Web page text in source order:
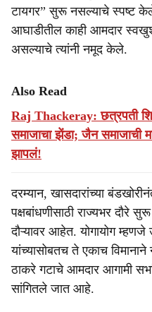
टायगर” सुरू नसल्याचे स्पष्ट
आघाडीतील काही आमदार
असल्याचे त्यांनी नमूद केले.
Also Read
Raj Thackeray: छत्रपती
समाजाचा झेंडा; जैन समाजाची
झापलं!
दरम्यान, खासदारांच्या
पक्षबांधणीसाठी राज्यभर
दौऱ्यावर आहेत. योगायोग
यांच्यासोबतच ते एकाच विमानाने
ठाकरे गटाचे आमदार आगामी
सांगितले जात आहे.